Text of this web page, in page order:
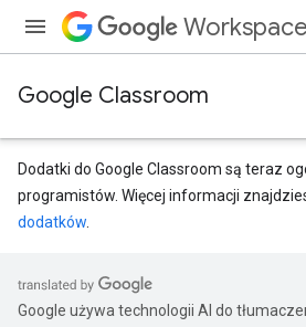
Workspace
Google Classroom
Dodatki do Google Classroom są teraz
programistów. Więcej informacji
dodatków
Google używa technologii AI do